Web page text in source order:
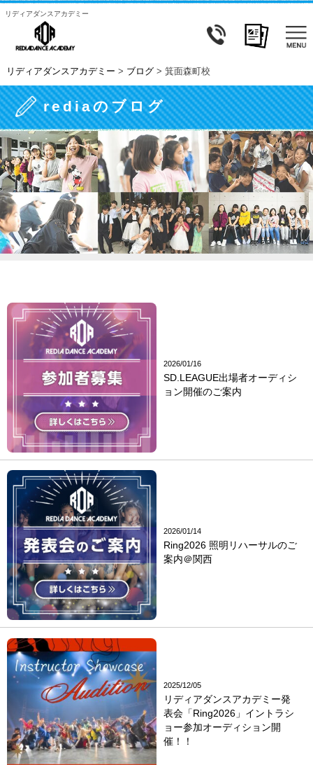
リディアダンスアカデミー
リディアダンスアカデミー > ブログ> 箕面森町校
rediaのブログ
2026/01/16
SD.LEAGUE出場者オーディシ
ョン開催のご案内
2026/01/14
Ring2026 照明リハーサルのご
案内＠関西
2025/12/05
リディアダンスアカデミー発
表会「Ring2026」イントラシ
ョー参加オーディション開
催！！